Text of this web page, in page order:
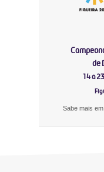
de
14 a
Sabe mais